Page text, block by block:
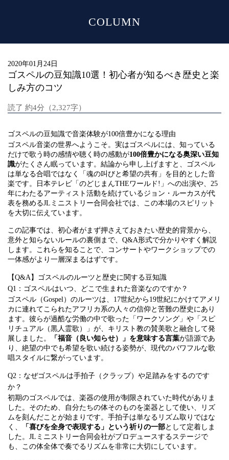
COLUMN
2020年01月24日
ゴスペルの豆知識10選！初心者が知るべき歴史と楽
しみ方のコツ
読了 約4分（2,327字）
ゴスペルの豆知識で音楽体験が100倍豊かになる理由
ゴスペル音楽の世界へようこそ。実はゴスペルには、知っている
だけで歌う時の感情や聴く時の感動が100倍豊かになる奥深い豆知
識がたくさん眠っています。結論から申し上げますと、ゴスペル
は単なる合唱ではなく「魂の叫びと希望の共有」を目的とした音
楽です。日本テレビ「のどじまんTHEワールド!」への出演や、25
年にわたるアーティスト活動を続けているジョン・ルーカスが代
表を務めるJLミニストリー合同会社では、この本場のスピリット
を大切に伝えています。
この記事では、初心者がまず押さえておきたい歴史的背景から、
意外と知らないルールの裏側まで、Q&A形式で分かりやすく解説
します。これらを知ることで、コンサートやワークショップでの
一体感がより一層深まるはずです。
【Q&A】ゴスペルのルーツと歴史に関する豆知識
Q1：ゴスペルはいつ、どこで生まれた音楽なのですか？
ゴスペル（Gospel）のルーツは、17世紀から19世紀にかけてアメリ
カに連れてこられたアフリカ系の人々の信仰と苦難の歴史にあり
ます。彼らが過酷な労働の中で歌った「ワークソング」や「スピ
リチュアル（黒人霊歌）」が、キリスト教の賛美歌と融合して発
展しました。
「福音（良い知らせ）」を意味する言葉が語源であ
り、絶望の中でも希望を歌い続ける姿勢が、現代のパワフルな歌
唱スタイルに繋がっています。
Q2：なぜゴスペルは手拍子（クラップ）や足踏みをするのです
か？
初期のゴスペルでは、楽器の使用が制限されていた時代がありま
した。そのため、自分たちの体そのものを楽器として使い、リズ
ムを刻んだことが始まりです。手拍子は単なるリズム取りではな
く、
「喜びを全身で表現する」という祈りの一部として定着しま
した。JLミニストリー合同会社がプロデュースするステージで
も、この体全体で奏でるリズムを非常に大切にしています。